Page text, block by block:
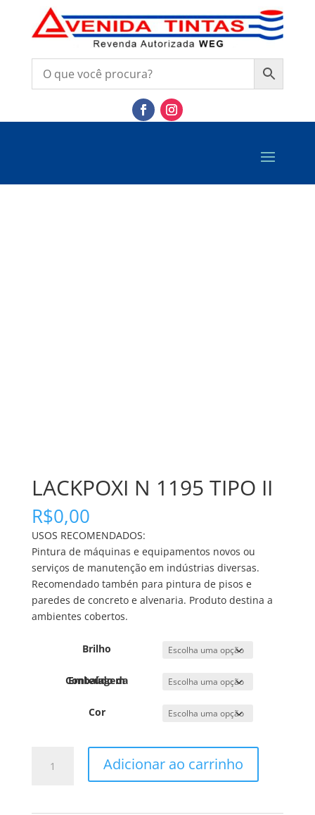
LACKPOXI N 1195 TIPO II
R$0,00
USOS RECOMENDADOS:
Pintura de máquinas e equipamentos novos ou
serviços de manutenção em indústrias diversas.
Recomendado tambén para pintura de pisos e
paredes de concreto e alvenaria. Produto destina a
ambientes cobertos.
Brilho
Conteúdo da Embalagem
Cor
Adicionar ao carrinho